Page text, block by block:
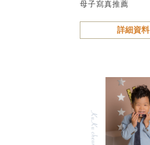
母子寫真推薦
詳細資料